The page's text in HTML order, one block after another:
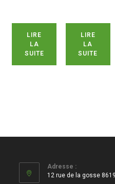
LIRE
LA
SUITE
LIRE
LA
SUITE
Adresse :
12 rue de la gosse